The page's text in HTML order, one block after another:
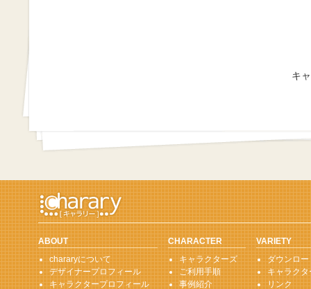
キ
ABOUT
chararyについて
デザイナープロフィール
キャラクタープロフィール
CHARACTER
キャラクターズ
ご利用手順
事例紹介
VARIETY
ダウンロ
キャラク
リンク